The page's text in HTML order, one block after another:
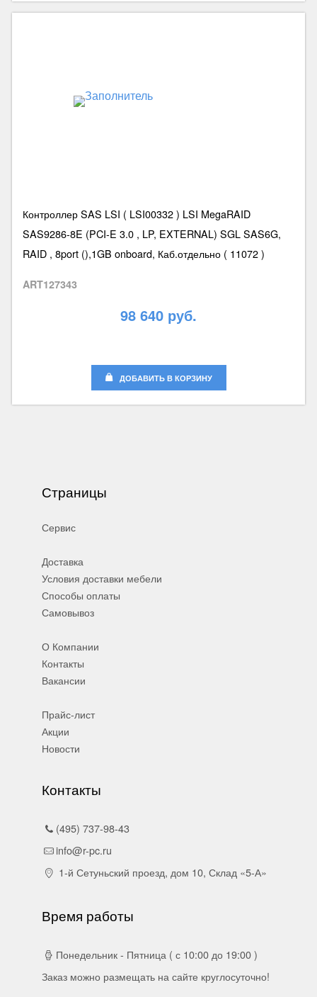
Контроллер SAS LSI ( LSI00332 ) LSI MegaRAID
SAS9286-8E (PCI-E 3.0 , LP, EXTERNAL) SGL SAS6G,
RAID , 8port (),1GB onboard, Каб.отдельно ( 11072 )
ART127343
98 640 руб.
ДОБАВИТЬ В КОРЗИНУ
Страницы
Сервис
Доставка
Условия доставки мебели
Способы оплаты
Самовывоз
О Компании
Контакты
Вакансии
Прайс-лист
Акции
Новости
Контакты
(495) 737-98-43
info@r-pc.ru
1-й Сетуньский проезд, дом 10, Склад «5-А»
Время работы
Понедельник - Пятница ( с 10:00 до 19:00 )
Заказ можно размещать на сайте круглосуточно!